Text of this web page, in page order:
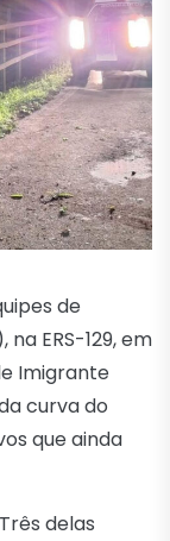
de
ERS-129, em
Imigrante
curva do
que ainda
delas